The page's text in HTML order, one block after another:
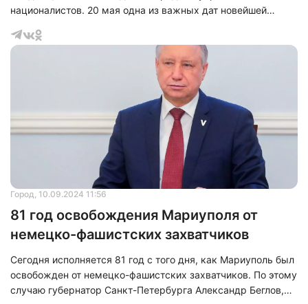
националистов. 20 мая одна из важных дат новейшей
город-побратим Мариуполь, в этот день министр обороны
России Сергей Шойгу доложил президенту Владимиру
Путину о полном завершении операции на заводе
Город, 10.09.2024 11:56
81 год освобождения Мариуполя от
немецко-фашистских захватчиков
Сегодня исполняется 81 год с того дня, как Мариуполь был
освобожден от немецко-фашистских захватчиков. По этому
случаю губернатор Санкт-Петербурга Александр Беглов,